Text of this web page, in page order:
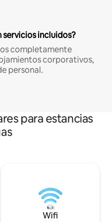
incluidos?
completamente
corporativos,
personal.
para estancias
Wifi